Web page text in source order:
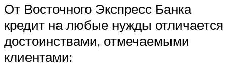
От Восточного Экспресс Банка
кредит на любые нужды отличается
достоинствами, отмечаемыми
клиентами: